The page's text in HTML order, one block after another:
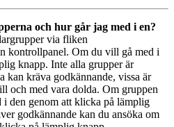
och hur går jag med i en?
via fliken
kontrollpanel. Om du vill gå med i
knapp. Inte alla grupper är
kan kräva godkännande, vissa är
och med vara dolda. Om gruppen
i den genom att klicka på lämplig
godkännande kan du ansöka om